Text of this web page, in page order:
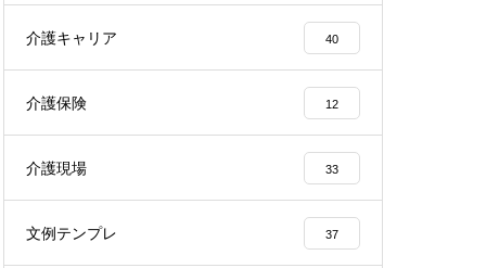
介護キャリア 40
介護保険 12
介護現場 33
文例テンプレ 37